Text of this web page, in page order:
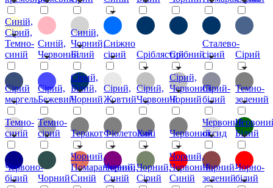
Синій,
Сірий,
Темно-
синій
Синій,
Червоний
Синій,
Чорний,
Білий
Сніжно
сірий
СріблястийСрібний
Сталево-
сірий
Сірий
Сірий
мергель
Сірий,
Бежевий
Сірий,
Білий,
Чорний
Сірий,
Жовтий
Сірий,
Червоний
Сірий,
Червоний,
Чорний
Сірий-
білий
Темно-
зелений
Темно-
синій
Темно-
сірий
ТеракотФіолетовий
Хакі Червоний
Червоний
оксид
Білий
Червоно-
білий
Чорний
Чорний,
Помаранчевий,
Синій
Чорний,
Синій
Чорний,
Сірий
Чорний,
Червоний,
Синій
Чорний-
зелений
Чорно-
білий